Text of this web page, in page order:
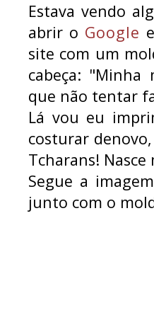
Estava vendo
abrir o Google
site com um
cabeça:
que não tentar
Lá vou eu
costurar
Tcharans!
Segue a
junto com o